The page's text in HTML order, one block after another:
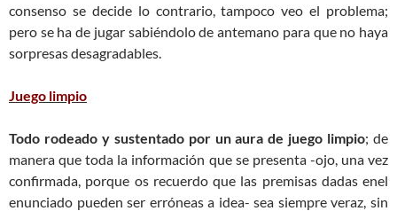
consenso se decide lo contrario, tampoco veo el problema;
pero se ha de jugar sabiéndolo de antemano para que no haya
sorpresas desagradables.
Juego limpio
Todo rodeado y sustentado por un aura de juego limpio; de
manera que toda la información que se presenta -ojo, una vez
confirmada, porque os recuerdo que las premisas dadas enel
enunciado pueden ser erróneas a idea- sea siempre veraz, sin